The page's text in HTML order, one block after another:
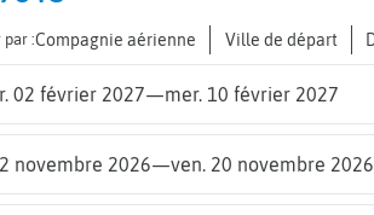
par : Compagnie aérienne Ville de départ
02 février 2027—mer. 10 février 2027
novembre 2026—ven. 20 novembre 2026